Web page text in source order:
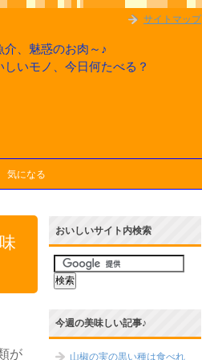
、魅惑のお肉～♪
いモノ、今日何たべる？
気になる
が
おいしいサイト内検索
今週の美味しい記事♪
山椒の実の黒い種は食べれ
サイトマップ